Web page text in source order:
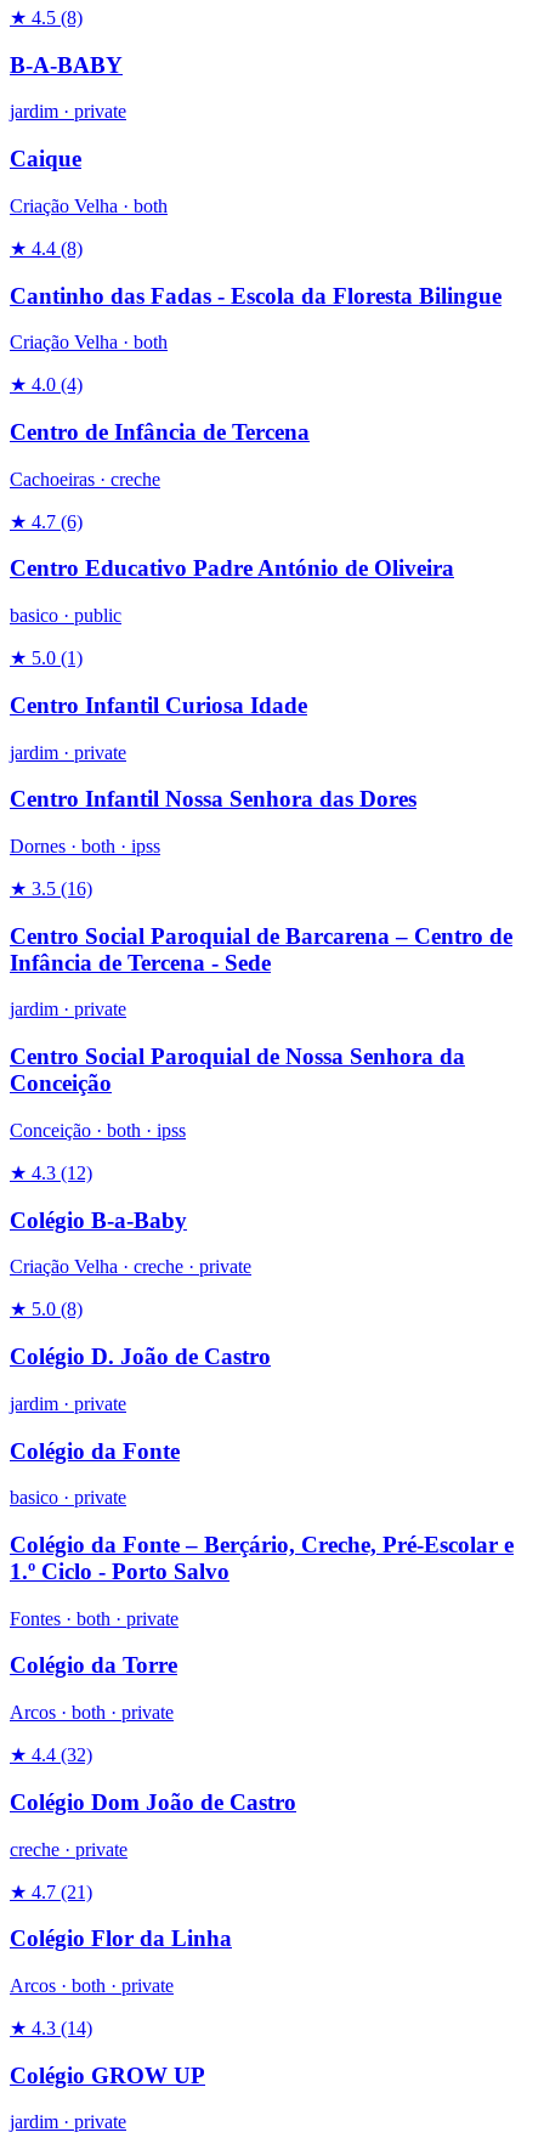
★ 4.5 (8)
B-A-BABY
jardim · private
Caique
Criação Velha · both
★ 4.4 (8)
Cantinho das Fadas - Escola da Floresta Bilingue
Criação Velha · both
★ 4.0 (4)
Centro de Infância de Tercena
Cachoeiras · creche
★ 4.7 (6)
Centro Educativo Padre António de Oliveira
basico · public
★ 5.0 (1)
Centro Infantil Curiosa Idade
jardim · private
Centro Infantil Nossa Senhora das Dores
Dornes · both · ipss
★ 3.5 (16)
Centro Social Paroquial de Barcarena – Centro de
Infância de Tercena - Sede
jardim · private
Centro Social Paroquial de Nossa Senhora da
Conceição
Conceição · both · ipss
★ 4.3 (12)
Colégio B-a-Baby
Criação Velha · creche · private
★ 5.0 (8)
Colégio D. João de Castro
jardim · private
Colégio da Fonte
basico · private
Colégio da Fonte – Berçário, Creche, Pré-Escolar e
1.º Ciclo - Porto Salvo
Fontes · both · private
Colégio da Torre
Arcos · both · private
★ 4.4 (32)
Colégio Dom João de Castro
creche · private
★ 4.7 (21)
Colégio Flor da Linha
Arcos · both · private
★ 4.3 (14)
Colégio GROW UP
jardim · private